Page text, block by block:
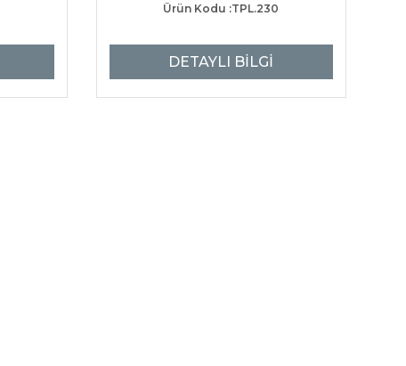
Ürün Kodu :TPL.230
DETAYLI BİLGİ